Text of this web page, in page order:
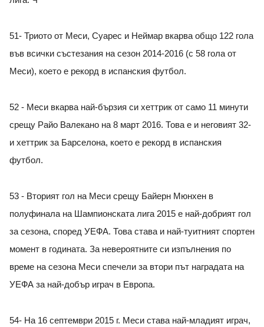
51- Триото от Меси, Суарес и Неймар вкарва общо 122 гола
във всички състезания на сезон 2014-2016 (с 58 гола от
Меси), което е рекорд в испанския футбол.
52 - Меси вкарва най-бързия си хеттрик от само 11 минути
срещу Райо Валекано на 8 март 2016. Това е и неговият 32-
и хеттрик за Барселона, което е рекорд в испанския
футбол.
53 - Вторият гол на Меси срещу Байерн Мюнхен в
полуфинала на Шампионската лига 2015 е най-добрият гол
за сезона, според УЕФА. Това става и най-туитният спортен
момент в годината. За невероятните си изпълнения по
време на сезона Меси спечели за втори път наградата на
УЕФА за най-добър играч в Европа.
54- На 16 септември 2015 г. Меси става най-младият играч,